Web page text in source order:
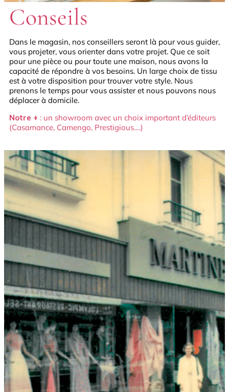
Conseils
Dans le magasin, nos conseillers seront là pour vous guider,
vous projeter, vous orienter dans votre projet. Que ce soit
pour une pièce ou pour toute une maison, nous avons la
capacité de répondre à vos besoins. Un large choix de tissu
est à votre disposition pour trouver votre style. Nous
prenons le temps pour vous assister et nous pouvons nous
déplacer à domicile.
Notre + : un showroom avec un choix important d’éditeurs
(Casamance, Camengo, Prestigious….)